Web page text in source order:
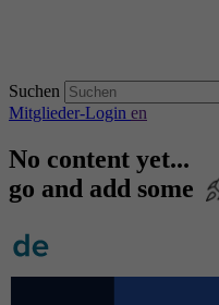
Suchen
Mitglieder-Login en
No content yet...
go and add some